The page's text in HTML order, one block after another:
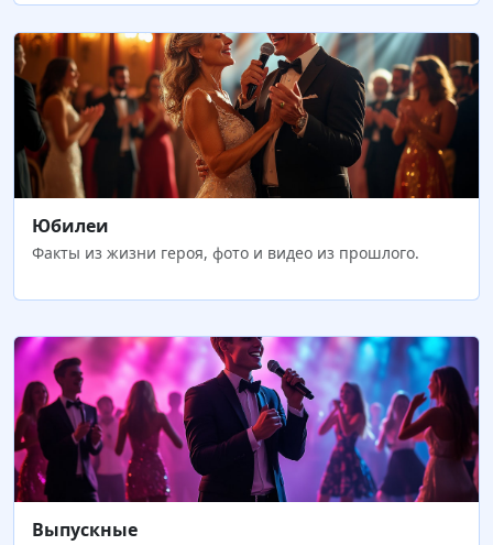
Юбилеи
Факты из жизни героя, фото и видео из прошлого.
Выпускные